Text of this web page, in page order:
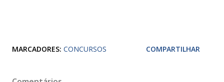
MARCADORES: CONCURSOS COMPARTILHAR